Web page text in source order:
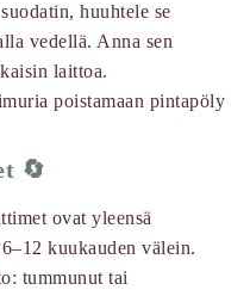
huuhtele se
vedellä. Anna sen
laittoa.
poistamaan pintapöly
🔄
ovat yleensä
kuukauden välein.
tummunut tai